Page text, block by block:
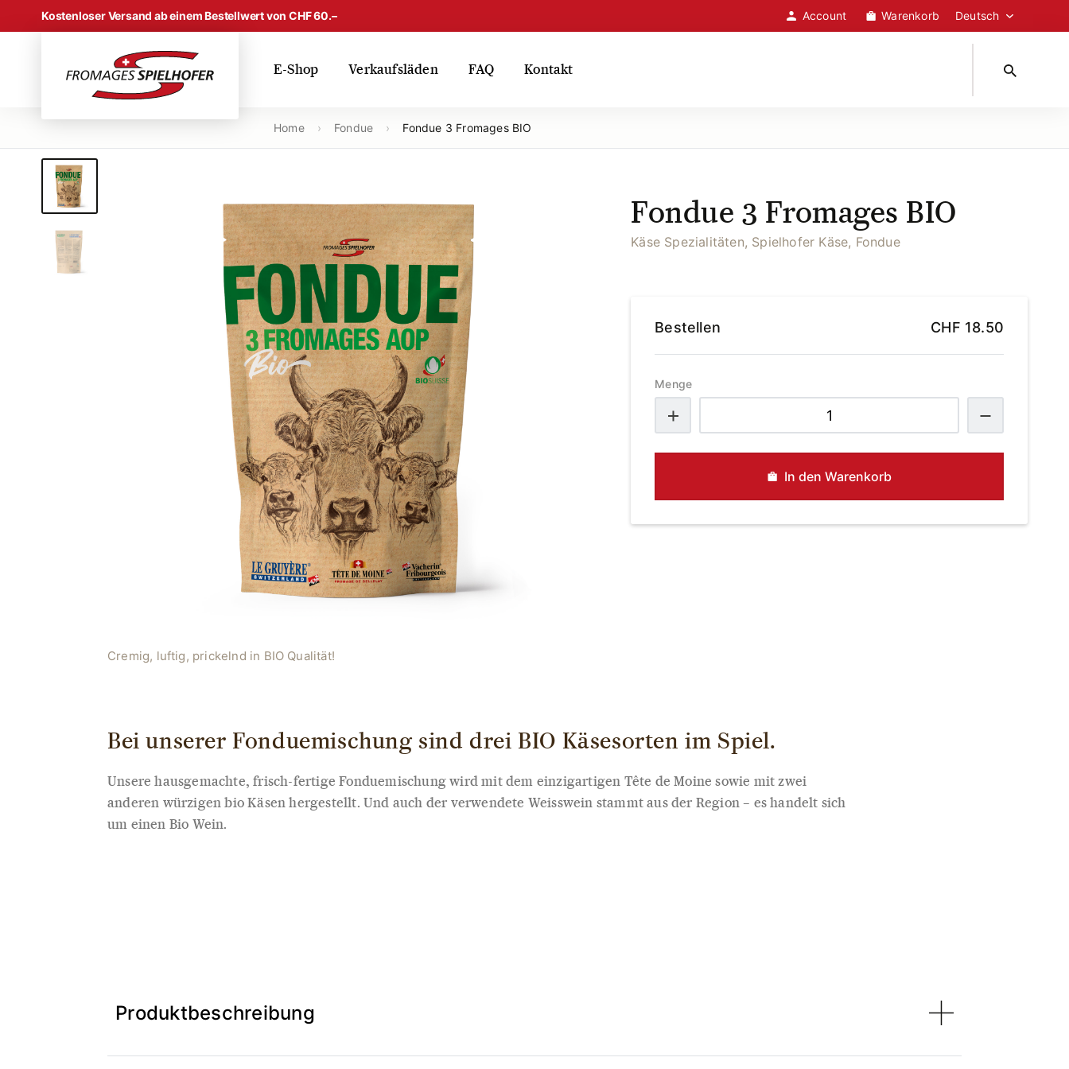
Skip to content
Kostenloser Versand ab einem Bestellwert von CHF 60.– Account Warenkorb
E-Shop Verkaufsläden FAQ Kontakt
Home › Fondue › Fondue 3 Fromages BIO
Cremig, luftig, prickelnd in BIO Qualität!
Fondue 3 Fromages BIO
Käse Spezialitäten, Spielhofer Käse, Fondue
Bestellen CHF 18.50
Menge
3
Fromages
In den Warenkorb
Bei unserer Fonduemischung sind drei BIO Käsesorten im Spiel.
Unsere hausgemachte, frisch-fertige Fonduemischung wird mit dem einzigartigen Tête de Moine sowie mit zwei
anderen würzigen bio Käsen hergestellt. Und auch der verwendete Weisswein stammt aus der Region – es handelt sich
um einen Bio Wein.
Produktbeschreibung